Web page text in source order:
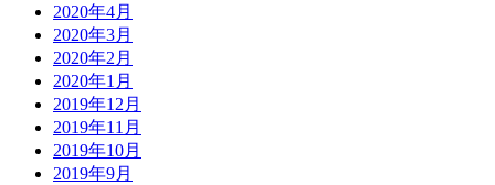
2020年4月
2020年3月
2020年2月
2020年1月
2019年12月
2019年11月
2019年10月
2019年9月